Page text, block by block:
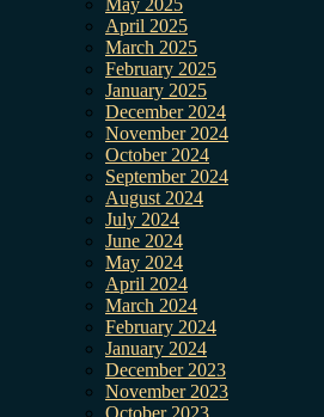
May 2025
April 2025
March 2025
February 2025
January 2025
December 2024
November 2024
October 2024
September 2024
August 2024
July 2024
June 2024
May 2024
April 2024
March 2024
February 2024
January 2024
December 2023
November 2023